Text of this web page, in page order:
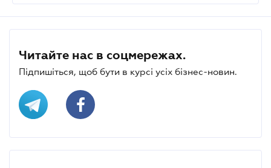
Читайте нас в соцмережах.
Підпишіться, щоб бути в курсі усіх бізнес-новин.